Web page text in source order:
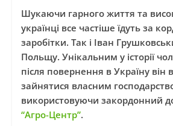
Шукаючи гарного життя та
українці все частіше їдуть за
заробітки. Так і Іван
Польщу. Унікальним уісторії
після повернення в Україну він
зайнятися власним
використовуючи закордонний
“Агро-Центр”.